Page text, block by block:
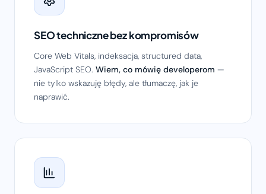
SEO techniczne bez kompromisów
Core Web Vitals, indeksacja, structured data,
JavaScript SEO. Wiem, co mówię developerom —
nie tylko wskazuję błędy, ale tłumaczę, jak je
naprawić.